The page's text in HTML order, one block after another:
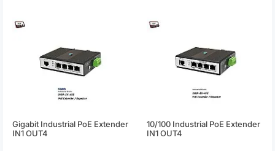
Gigabit Industrial PoE Extender
IN1 OUT4
10/100 Industrial PoE Extender
IN1 OUT4